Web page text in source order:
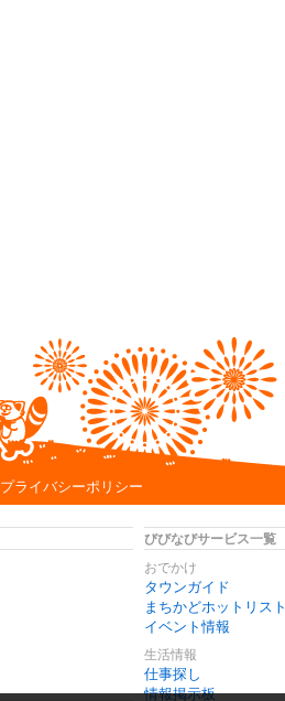
プライバシーポリシー
びびなびサービス一覧
おでかけ
タウンガイド
まちかどホットリスト
イベント情報
生活情報
仕事探し
情報掲示板